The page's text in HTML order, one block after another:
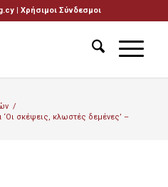
| Χρήσιμοι Σύνδεσμοι
/
‘Οι σκέψεις, κλωστές δεμένες’ –